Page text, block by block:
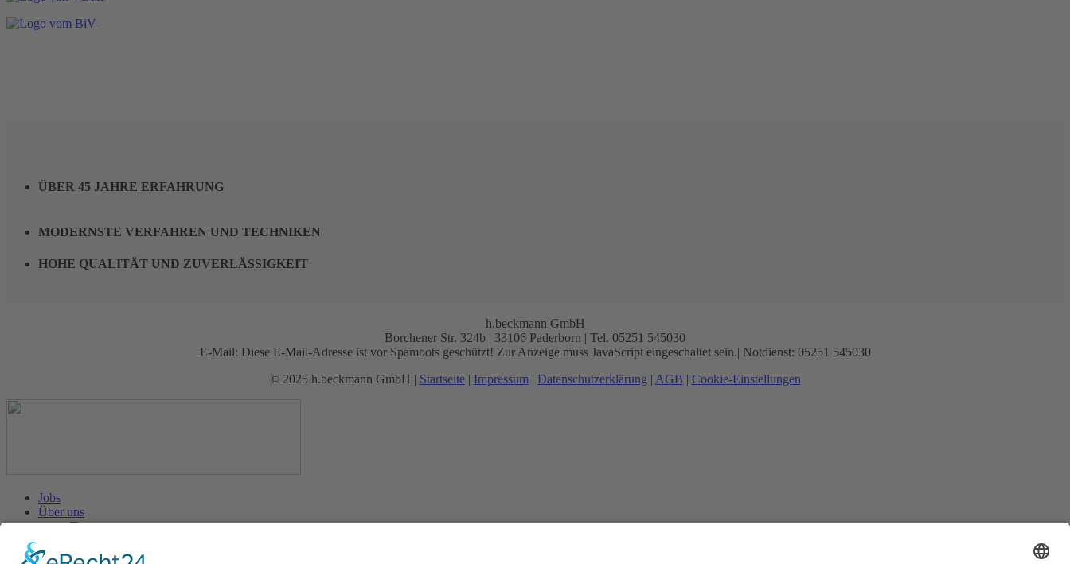
ÜBER 45 JAHRE ERFAHRUNG
MODERNSTE VERFAHREN UND TECHNIKEN
HOHE QUALITÄT UND ZUVERLÄSSIGKEIT
h.beckmann GmbH
Borchener Str. 324b | 33106 Paderborn | Tel. 05251 545030
E-Mail: Diese E-Mail-Adresse ist vor Spambots geschützt! Zur Anzeige muss JavaScript eingeschaltet sein.| Notdienst: 05251 545030
© 2025 h.beckmann GmbH | Startseite| Impressum | Datenschutzerklärung | AGB | Cookie-Einstellungen
Jobs
Über uns
Team
Standort